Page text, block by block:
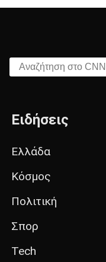
Αναζήτηση στο CNN.gr
Ειδήσεις
Ελλάδα
Κόσμος
Πολιτική
Σπορ
Tech